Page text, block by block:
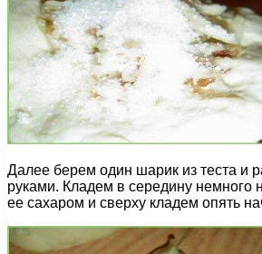
Далее берем один шарик из теста и
руками. Кладем в середину немного
ее сахаром и сверху кладем опять